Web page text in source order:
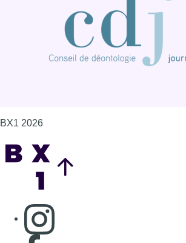
BX1 2026
Consulter page Instagram
Consulter page Facebook